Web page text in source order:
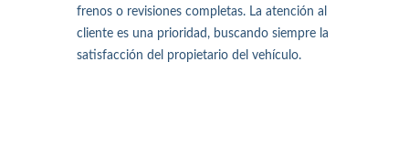
frenos o revisiones completas. La atención al
cliente es una prioridad, buscando siempre la
satisfacción del propietario del vehículo.